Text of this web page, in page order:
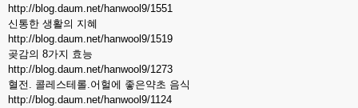
http://blog.daum.net/hanwool9/1551
신통한 생활의 지혜
http://blog.daum.net/hanwool9/1519
곶감의 8가지 효능
http://blog.daum.net/hanwool9/1273
혈전. 콜레스테롤.어헐에 좋은약초 음식
http://blog.daum.net/hanwool9/1124